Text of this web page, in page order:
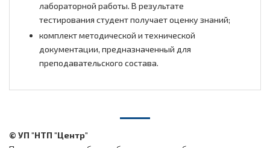
лабораторной работы. В результате
тестирования студент получает оценку знаний;
комплект методической и технической
документации, предназначенный для
преподавательского состава.
© УП "НТП "Центр"